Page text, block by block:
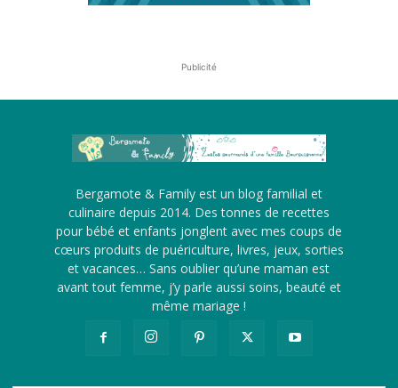
Publicité
Bergamote & Family est un blog familial et
culinaire depuis 2014. Des tonnes de recettes
pour bébé et enfants jonglent avec mes coups de
cœurs produits de puériculture, livres, jeux, sorties
et vacances… Sans oublier qu’une maman est
avant tout femme, j’y parle aussi soins, beauté et
même mariage !